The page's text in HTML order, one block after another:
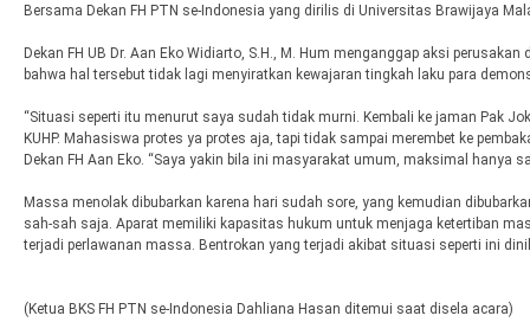
Bersama Dekan FH PTN se-Indonesia yang dirilis di Universitas Brawijaya
Dekan FH UB Dr. Aan Eko Widiarto, S.H., M. Hum menganggap aksi
bahwa hal tersebut tidak lagi menyiratkan kewajaran tingkah laku para
“Situasi seperti itu menurut saya sudah tidak murni. Kembali ke jaman Pak
KUHP. Mahasiswa protes ya protes aja, tapi tidak sampai merembet ke
Dekan FH Aan Eko. “Saya yakin bila ini masyarakat umum, maksimal hanya
Massa menolak dibubarkan karena hari sudah sore, yang kemudian
sah-sah saja. Aparat memiliki kapasitas hukum untuk menjaga ketertiban
terjadi perlawanan massa. Bentrokan yang terjadi akibat situasi seperti ini
(Ketua BKS FH PTN se-Indonesia Dahliana Hasan ditemui saat disela acara)